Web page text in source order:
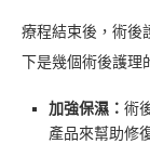
療程結束後，術後
下是幾個術後護理
加強保濕： 術
產品來幫助修